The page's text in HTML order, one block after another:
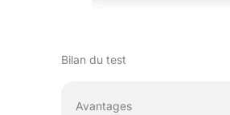
Bilan du test
Avantages